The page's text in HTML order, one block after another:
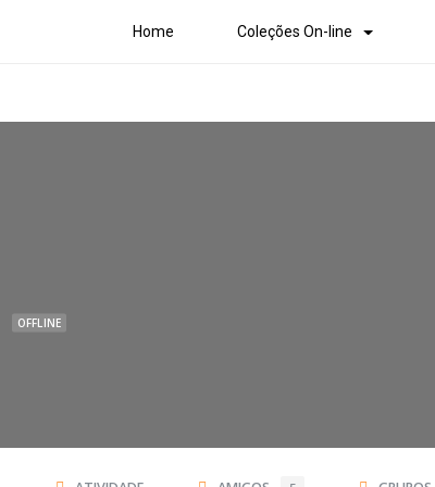
Home Coleções On-line
OFFLINE